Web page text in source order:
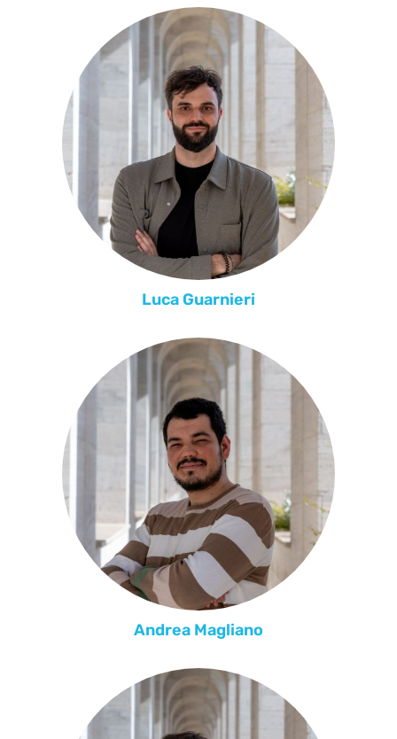
Luca Guarnieri
Andrea Magliano